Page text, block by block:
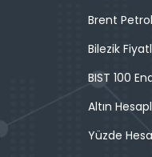
Brent
Bilezik
BIST 100
Altın
Yüzde